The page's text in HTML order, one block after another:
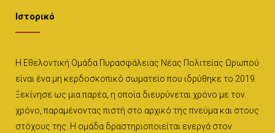
Ιστορικό
Η Εθελοντική Ομάδα Πυρασφάλειας Νέας Πολιτείας Ωρωπού
είναι ένα μη κερδοσκοπικό σωματείο που ιδρύθηκε το 2019.
Ξεκίνησε ως μια παρέα, η οποία διευρύνεται χρόνο με τον
χρόνο, παραμένοντας πιστή στο αρχικό της πνεύμα και στους
στόχους της. Η ομάδα δραστηριοποιείται ενεργά στον